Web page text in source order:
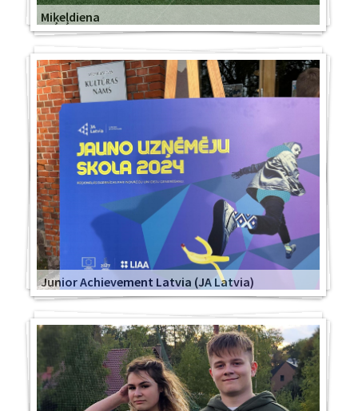
Miķeļdiena
Junior Achievement Latvia (JA Latvia)